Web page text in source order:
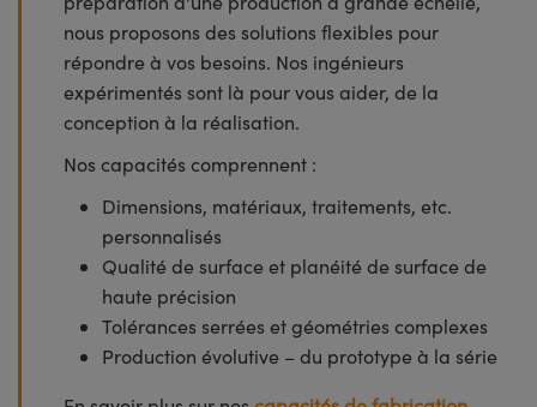
nous proposons des solutions flexibles pour
répondre à vos besoins. Nos ingénieurs
expérimentés sont là pour vous aider, de la
conception à la réalisation.
Nos capacités comprennent :
Dimensions, matériaux, traitements, etc.
personnalisés
Qualité de surface et planéité de surface de
haute précision
Tolérances serrées et géométries complexes
Production évolutive – du prototype à la série